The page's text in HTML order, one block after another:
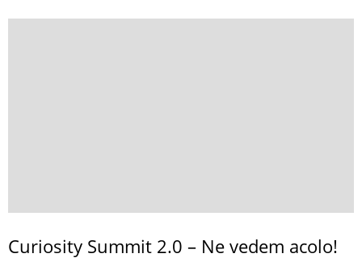
Curiosity Summit 2.0 – Ne vedem acolo!